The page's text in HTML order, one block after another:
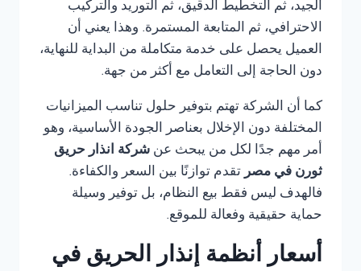
الجيد، ثم التخطيط الدقيق، ثم التوريد والتركيب
الاحترافي، ثم المتابعة المستمرة. وهذا يعني أن
العميل يحصل على خدمة متكاملة من البداية للنهاية،
دون الحاجة إلى التعامل مع أكثر من جهة.
كما أن الشركة تهتم بتوفير حلول تناسب الميزانيات
المختلفة دون الإخلال بعناصر الجودة الأساسية، وهو
أمر مهم جدًا لكل من يبحث عن شركة انذار حريق
ثورن في مصر تقدم توازنًا بين السعر والكفاءة.
فالهدف ليس فقط بيع النظام، بل توفير وسيلة
حماية حقيقية وفعالة للموقع.
أسعار أنظمة إنذار الحريق في